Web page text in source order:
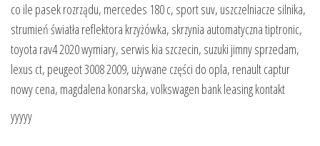
co ile pasek rozrządu, mercedes 180 c, sport suv, uszczelniacze silnika,
strumień światła reflektora krzyżówka, skrzynia automatyczna tiptronic,
toyota rav4 2020 wymiary, serwis kia szczecin, suzuki jimny sprzedam,
lexus ct, peugeot 3008 2009, używane części do opla, renault captur
nowy cena, magdalena konarska, volkswagen bank leasing kontakt
yyyyy